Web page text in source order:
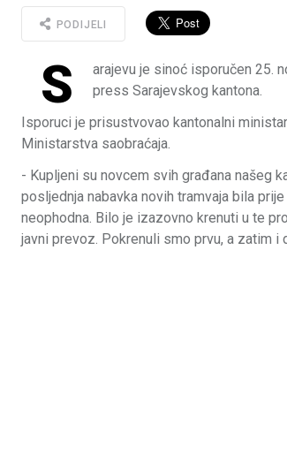
PODIJELI
S
arajevu je sinoć isporučen 25.
press Sarajevskog kantona.
Isporuci je prisustvovao kantonalni
Ministarstva saobraćaja.
- Kupljeni su novcem svih građana našeg
posljednja nabavka novih tramvaja bila
neophodna. Bilo je izazovno krenuti u te
javni prevoz. Pokrenuli smo prvu, a zatim